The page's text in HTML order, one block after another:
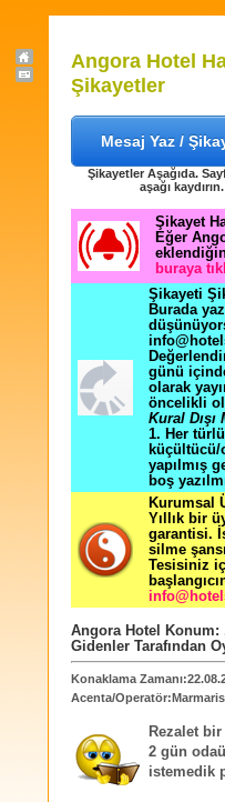
Angora Hotel
Şikayetler
Mesaj Yaz /
Şikayetler Aşağıda.
aşağı kaydırın.
Şikayet
Eğer
buraya
Şikayeti
Burada
günü
olarak
öncelikli
Kural Dışı
1. Her
küçültücü/
yapılmış
boş
Kurumsal
Yıllık bir
garantisi.
silme
Tesisiniz
Angora Hotel Konum:
Gidenler Tarafından
Konaklama
Acenta/
Rezalet bir
2 gün
istemedik